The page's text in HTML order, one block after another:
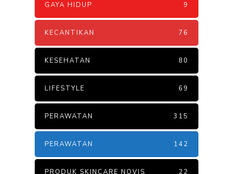
GAYA HIDUP 9
KECANTIKAN 76
KESEHATAN 80
LIFESTYLE 69
PERAWATAN 315
PERAWATAN 142
PRODUK SKINCARE NOVIS 22